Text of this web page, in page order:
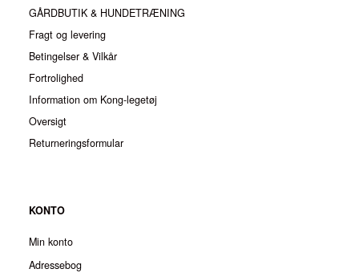
GÅRDBUTIK & HUNDETRÆNING
Fragt og levering
Betingelser & Vilkår
Fortrolighed
Information om Kong-legetøj
Oversigt
Returneringsformular
KONTO
Min konto
Adressebog